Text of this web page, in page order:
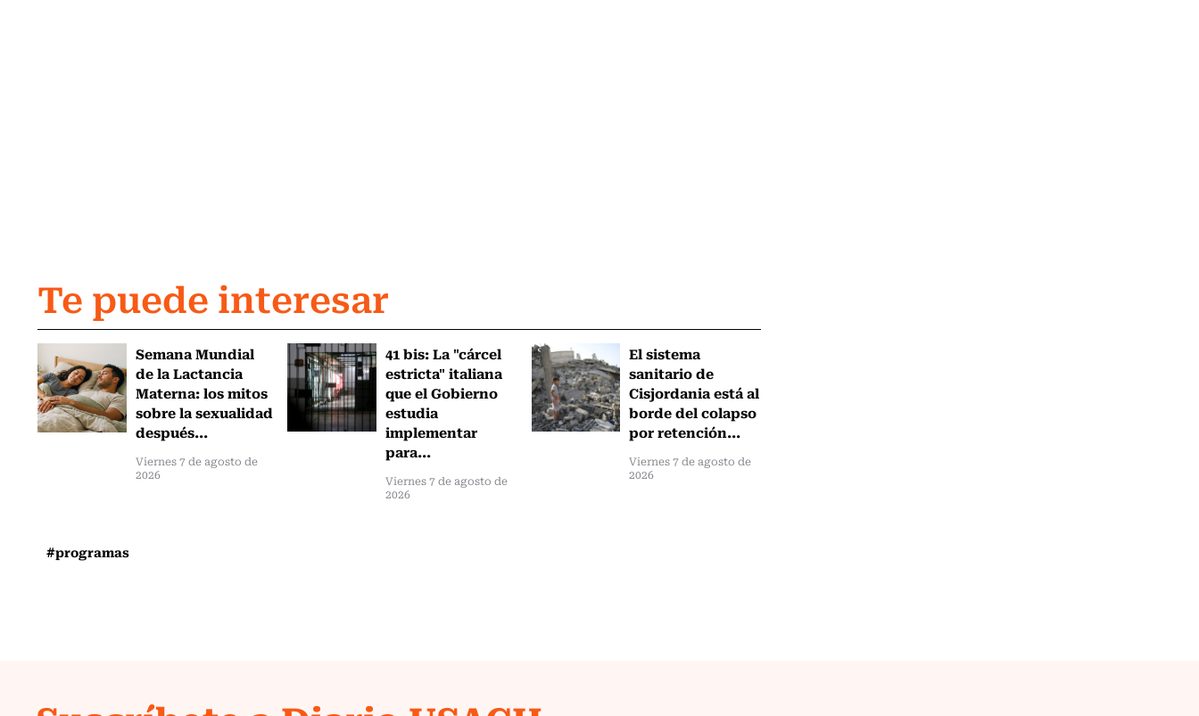
Te puede interesar
Semana Mundial
de la Lactancia
Materna: los mitos
sobre la sexualidad
después...
Viernes 7 de agosto de
2026
41 bis: La "cárcel
estricta" italiana
que el Gobierno
estudia
implementar
para...
Viernes 7 de agosto de
2026
El sistema
sanitario de
Cisjordania está al
borde del colapso
por retención...
Viernes 7 de agosto de
2026
#programas